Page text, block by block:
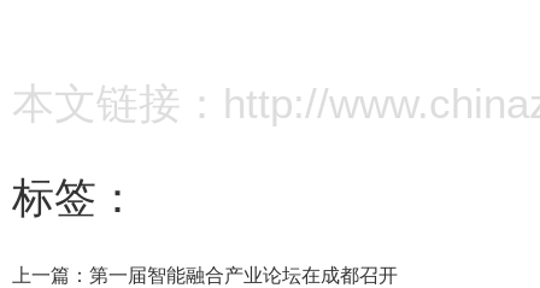
本文链接：http://
标签：
上一篇： 第一届智能融合产业论坛在成都召开